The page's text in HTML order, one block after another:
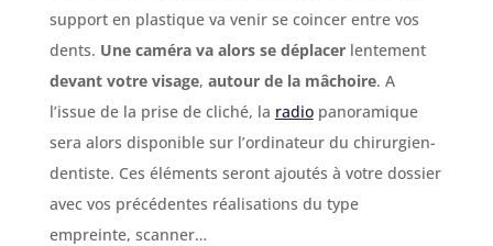
support en plastique va venir se coincer entre vos
dents. Une caméra va alors se déplacerlentement
devant votre visage, autour de la mâchoire. A
l’issue de la prise de cliché, la radiopanoramique
sera alors disponible sur l’ordinateur du chirurgien-
dentiste. Ces éléments seront ajoutés à votre dossier
avec vos précédentes réalisations du type
empreinte, scanner…